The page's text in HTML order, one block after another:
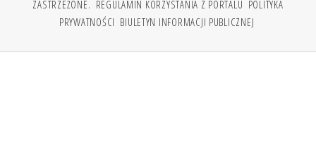
ZASTRZEŻONE. REGULAMIN KORZYSTANIA Z PORTALU POLITYKA
PRYWATNOŚCI BIULETYN INFORMACJI PUBLICZNEJ